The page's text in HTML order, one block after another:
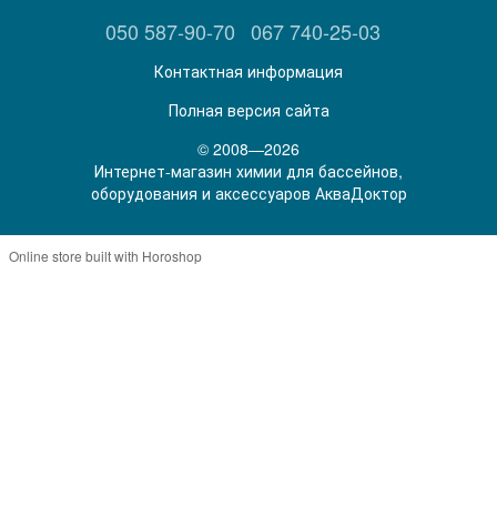
050 587-90-70 067 740-25-03
Контактная информация
Полная версия сайта
© 2008—2026
Интернет-магазин химии для бассейнов,
оборудования и аксессуаров АкваДоктор
Online store built with Horoshop